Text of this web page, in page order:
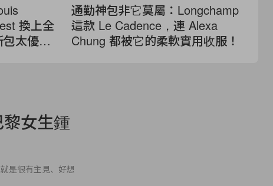
換上全
太優
通勤神包非它莫屬：Longchamp
這款 Le Cadence，連 Alexa
Chung 都被它的柔軟實用收服！
女生鍾
是很有主見、好想